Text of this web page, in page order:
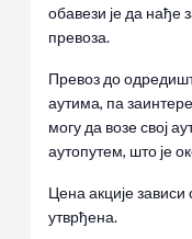
обавези је да нађе
превоза.
Превоз до
аутима, па
могу да возе свој
аутопутем, што је
Цена акције
утврђена.